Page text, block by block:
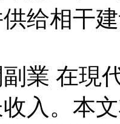
给相干
業 在現
入。本